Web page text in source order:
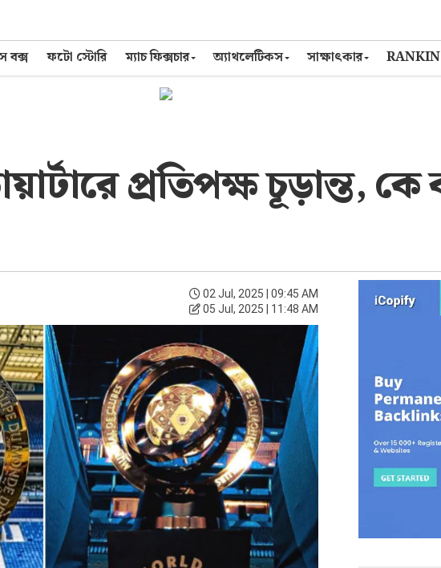
বক্স ফটো স্টোরি ম্যাচ ফিক্সচার অ্যাথলেটিকস সাক্ষাৎকার
প্রতিপক্ষ চূড়ান্ত, কে
02 Jul, 2025 | 09:45 AM
05 Jul, 2025 | 11:48 AM